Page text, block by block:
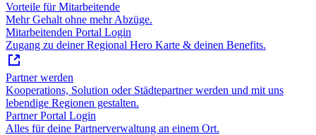
Vorteile für Mitarbeitende
Mehr Gehalt ohne mehr Abzüge.
Mitarbeitenden Portal Login
Zugang zu deiner Regional Hero Karte & deinen Benefits.
Partner werden
Kooperations, Solution oder Städtepartner werden und mit uns
lebendige Regionen gestalten.
Partner Portal Login
Alles für deine Partnerverwaltung an einem Ort.